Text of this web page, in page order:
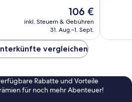
Der
Preis
beträgt
106 €
inkl. Steuern & Gebühren
31. Aug.–1. Sept.
vergleichen
Rabatte und Vorteile
für noch mehr Abenteuer!